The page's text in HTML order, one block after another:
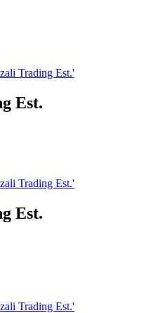
Trading Est.'
Est.
Trading Est.'
Est.
Trading Est.'